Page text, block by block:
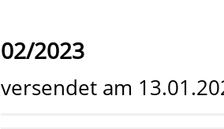
02/2023
versendet am